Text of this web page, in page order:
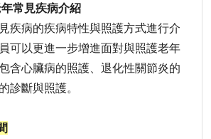
常見疾病介紹
疾病的疾病特性與照護方式進行介
可以更進一步增進面對與照護老年
含心臟病的照護、退化性關節炎的
診斷與照護。